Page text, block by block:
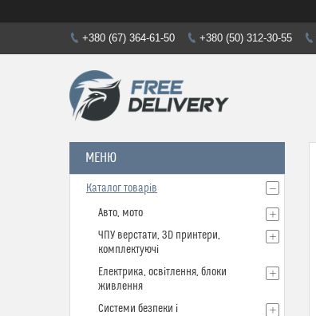
+380 (67) 364-61-50 +380 (50) 312-30-55
Каталог товарів
Авто, мото
ЧПУ верстати, 3D принтери,
комплектуючі
Електрика, освітлення, блоки
живлення
Системи безпеки і